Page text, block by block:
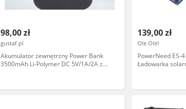
98,00 zł
gustaf.pl
Akumulator zewnętrzny Power Bank
3500mAh Li-Polymer DC 5V/1A/2A z
139,00 zł
Ole Ole!
PowerNeed ES-
Ładowarka